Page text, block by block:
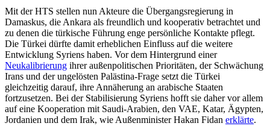
Mit der HTS stellen nun Akteure die Über­gangsregierung in
Damaskus, die An­kara als freundlich und kooperativ be­trach­tet und
zu denen die türkische Führung enge persönliche Kontakte pflegt.
Die Tür­kei dürfte damit erheblichen Einfluss auf die weitere
Entwicklung Syriens haben. Vor dem Hintergrund einer
Neukalibrierung ihrer außenpolitischen Prioritäten, der Schwächung
Irans und der ungelösten Palästina-Frage setzt die Türkei
gleichzeitig darauf, ihre Annäherung an arabische Staa­ten
fortzusetzen. Bei der Stabilisierung Syriens hofft sie daher vor allem
auf eine Kooperation mit Saudi-Arabien, den VAE, Katar, Ägypten,
Jordanien und dem Irak, wie Außenminister Hakan Fidan er­klärte.